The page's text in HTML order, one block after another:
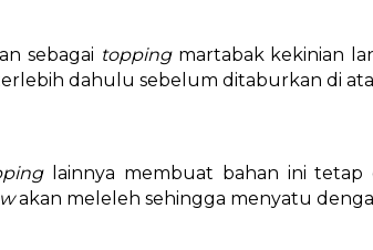
sebagai topping martabak kekinian
dahulu sebelum ditaburkan di
lainnya membuat bahan ini tetap
akan meleleh sehingga menyatu